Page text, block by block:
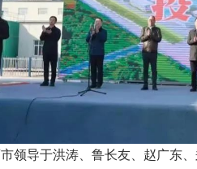
市领导于洪涛、鲁长友、赵广东